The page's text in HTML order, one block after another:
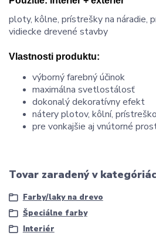
ploty, kôlne, prístrešky na náradie,
vidiecke drevené stavby
Vlastnosti produktu:
výborný farebný účinok
maximálna svetlostálosť
dokonalý dekoratívny efekt
nátery plotov, kôlní,
pre vonkajšie aj vnútorné
Tovar zaradený v
Farby/laky na drevo
Špeciálne farby
Interiér